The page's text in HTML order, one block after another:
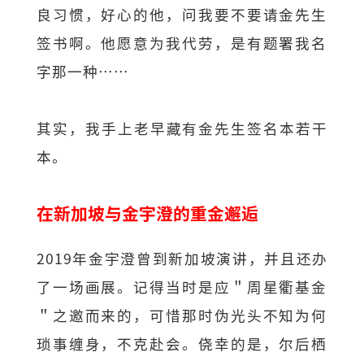
良习惯，好心的他， 问我要不要请金先生
签书啊。他愿意为我代劳， 是有题署我名
字那一种……
其实，我手上老早藏有金先生签名本若干
本。
在新加坡与金宇澄的重金邂逅
2019年金宇澄曾到新加坡演讲，并且还办
了一场画展。记得当时是应＂周星衢基金
＂之邀而来的， 可惜那时伪光头不知为何
琐事缠身，不克赴会。侥幸的是，尔后栖